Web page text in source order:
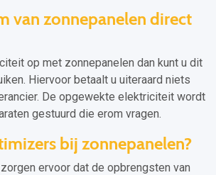
van zonnepanelen direct
op met zonnepanelen dan kunt u dit
Hiervoor betaalt u uiteraard niets
De opgewekte elektriciteit wordt
gestuurd die erom vragen.
bij zonnepanelen?
ervoor dat de opbrengsten van